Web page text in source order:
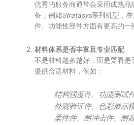
优秀的服务商通常会采用成熟品
备，例如Stratasys系列机型，
件、功能性部件方面有更高的一
材料体系是否丰富且专业匹配
不是材料越多越好，而是要看是
提供合适材料，例如：
结构强度件、功能测试
外观验证件、色彩展示
柔性件、耐冲击件、耐